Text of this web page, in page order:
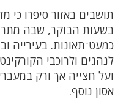
תושבים באזור סיפרו כי
בשעות הבוקר, שבה
כמעט־תאונות. בעירייה
לנהגים ולרוכבי
ועל חצייה אך ורק
אסון נוסף.